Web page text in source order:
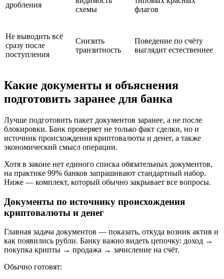
дробления
схемы
флагов
Не выводить всё
сразу после
поступления
Снизить
транзитность
Поведение по счёту
выглядит естественнее
Какие документы и объяснения
подготовить заранее для банка
Лучше подготовить пакет документов заранее, а не после
блокировки. Банк проверяет не только факт сделки, но и
источник происхождения криптовалюты и денег, а также
экономический смысл операции.
Хотя в законе нет единого списка обязательных документов,
на практике 99% банков запрашивают стандартный набор.
Ниже — комплект, который обычно закрывает все вопросы.
Документы по источнику происхождения
криптовалюты и денег
Главная задача документов — показать, откуда возник актив и
как появились рубли. Банку важно видеть цепочку: доход →
покупка крипты → продажа → зачисление на счёт.
Обычно готовят: